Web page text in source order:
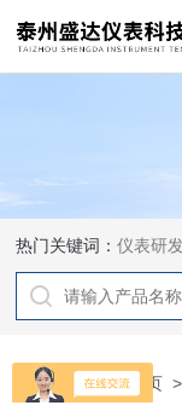
热门关键词：仪表研
当前位置：首页 >